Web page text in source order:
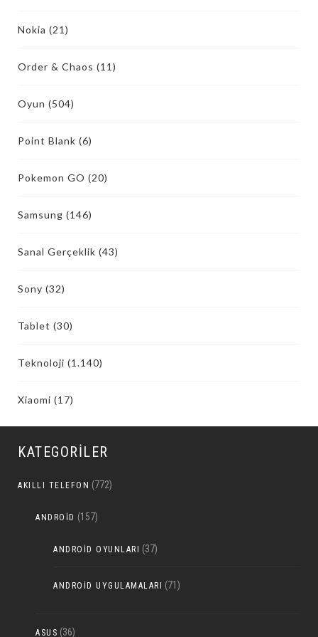
Nokia (21)
Order & Chaos (11)
Oyun (504)
Point Blank (6)
Pokemon GO (20)
Samsung (146)
Sanal Gerçeklik (43)
Sony (32)
Tablet (30)
Teknoloji (1.140)
Xiaomi (17)
KATEGORILER
AKILLI TELEFON (772)
ANDROID (157)
ANDROID OYUNLARI (37)
ANDROID UYGULAMALARI (71)
ASUS (36)